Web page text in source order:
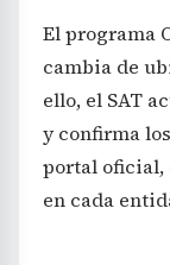
El programa
cambia de
ello, el SAT
y confirma
portal oficial,
en cada